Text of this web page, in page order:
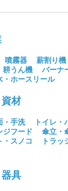
噴霧器 薪割り機
耕うん機 バーナ
・ホースリール
材
・手洗 トイレ・
ジフード 傘立・
・スノコ トラッ
具